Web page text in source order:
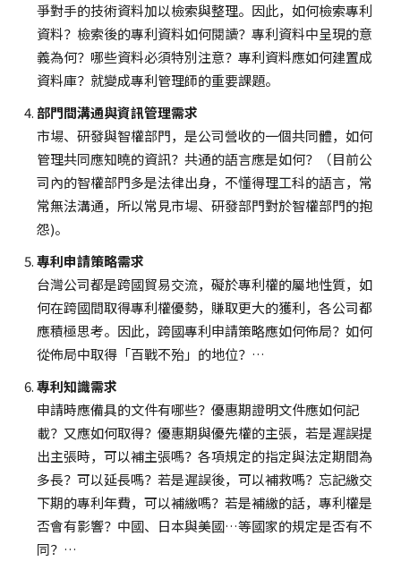
爭對手的技術資料加以檢索與整理。因此，如何檢索專利
資料？檢索後的專利資料如何閱讀？專利資料中呈現的意
義為何？哪些資料必須特別注意？專利資料應如何建置成
資料庫？就變成專利管理師的重要課題。
部門間溝通與資訊管理需求
市場、研發與智權部門，是公司營收的一個共同體，如何
管理共同應知曉的資訊？共通的語言應是如何？（目前公
司內的智權部門多是法律出身，不懂得理工科的語言，常
常無法溝通，所以常見市場、研發部門對於智權部門的抱
怨)。
專利申請策略需求
台灣公司都是跨國貿易交流，礙於專利權的屬地性質，如
何在跨國間取得專利權優勢，賺取更大的獲利，各公司都
應積極思考。因此，跨國專利申請策略應如何佈局？如何
從佈局中取得「百戰不殆」的地位？…
專利知識需求
申請時應備具的文件有哪些？優惠期證明文件應如何記
載？又應如何取得？優惠期與優先權的主張，若是遲誤提
出主張時，可以補主張嗎？各項規定的指定與法定期間為
多長？可以延長嗎？若是遲誤後，可以補救嗎？忘記繳交
下期的專利年費，可以補繳嗎？若是補繳的話，專利權是
否會有影響？中國、日本與美國…等國家的規定是否有不
同？…